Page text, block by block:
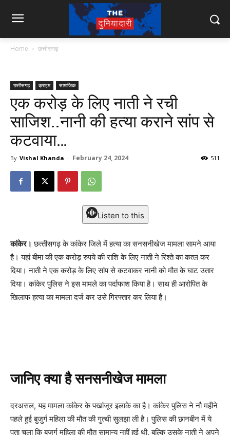
Home छत्तीसगढ़
छत्तीसगढ़ क्राइम सामाजिक
एक करोड़ के लिए नाती ने रची
साजिश..नानी की हत्‍या कराने सांप से
कटवाया…
By Vishal Khanda - February 24, 2024 511
Listen to this
कांकेर। छत्‍तीसगढ़ के कांकेर जिले में हत्‍या का सनसनीखेज मामला सामने आया
है। यहां बीमा की एक करोड़ रुपये की राशि के लिए नाती ने रिश्‍ते का कत्‍ल कर
दिया। नाती ने एक करोड़ के लिए सांप से कटवाकर नानी को मौत के घाट उतार
दिया। कांकेर पुलिस ने इस मामले का पर्दाफाश किया है। साथ ही आरोपित के
खिलाफ हत्‍या का मामला दर्ज कर उसे गिरफ्तार कर लिया है।
जानिए क्‍या है सनसनीखेज मामला
दरअसल, यह मामला कांकेर के पखांजूर इलाके का है। कांकेर पुलिस ने नौ महीने
पहले हुई बुजुर्ग महिला की मौत की गुत्‍थी सुलझा ली है। पुलिस की छानबीन में ये
पता चला कि बुजुर्ग महिला की मौत सामान्‍य नहीं हुई थी, बल्कि उसके नाती ने अपने